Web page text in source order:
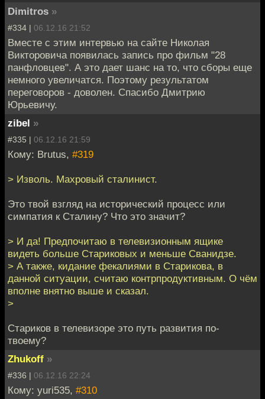
Dimitros »
#334 | 06.12.16 21:52
Вместе с этим интервью на сайте Николая
Викторовича появилась запись про фильм "28
панфловцев". А это дает шанс на то, что сборы еще
немного увеличатся. Поэтому результатом
переговоров - доволен. Спасибо Дмитрию
Юрьевичу.
zibel »
#335 | 06.12.16 21:59
Кому: Brutus, #319
> Изволь. Махровый сталинист.
Это твой взгляд на исторический процесс или
симпатия к Сталину? Что это значит?
> И да! Предпочитаю в телевизионным ящике
видеть больше Стариковых и меньше Сванидзе.
> А также, кидание фекалиями в Старикова, в
данной ситуации, считаю контрпродуктивным. О чём
вполне внятно выше и сказал.
>
Стариков в телевизоре это путь развития по-
твоему?
Zhukoff »
#336 | 06.12.16 22:24
Кому: yuri535, #310